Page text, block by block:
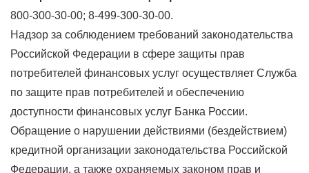
800-300-30-00; 8-499-300-30-00.
Надзор за соблюдением требований законодательства
Российской Федерации в сфере защиты прав
потребителей финансовых услуг осуществляет Служба
по защите прав потребителей и обеспечению
доступности финансовых услуг Банка России.
Обращение о нарушении действиями (бездействием)
кредитной организации законодательства Российской
Федерации, а также охраняемых законом прав и